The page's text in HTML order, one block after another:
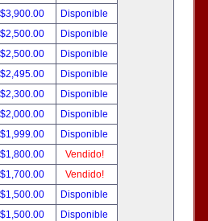
$3,900.00
Disponible
$2,500.00
Disponible
$2,500.00
Disponible
$2,495.00
Disponible
$2,300.00
Disponible
$2,000.00
Disponible
$1,999.00
Disponible
$1,800.00
Vendido!
$1,700.00
Vendido!
$1,500.00
Disponible
$1,500.00
Disponible